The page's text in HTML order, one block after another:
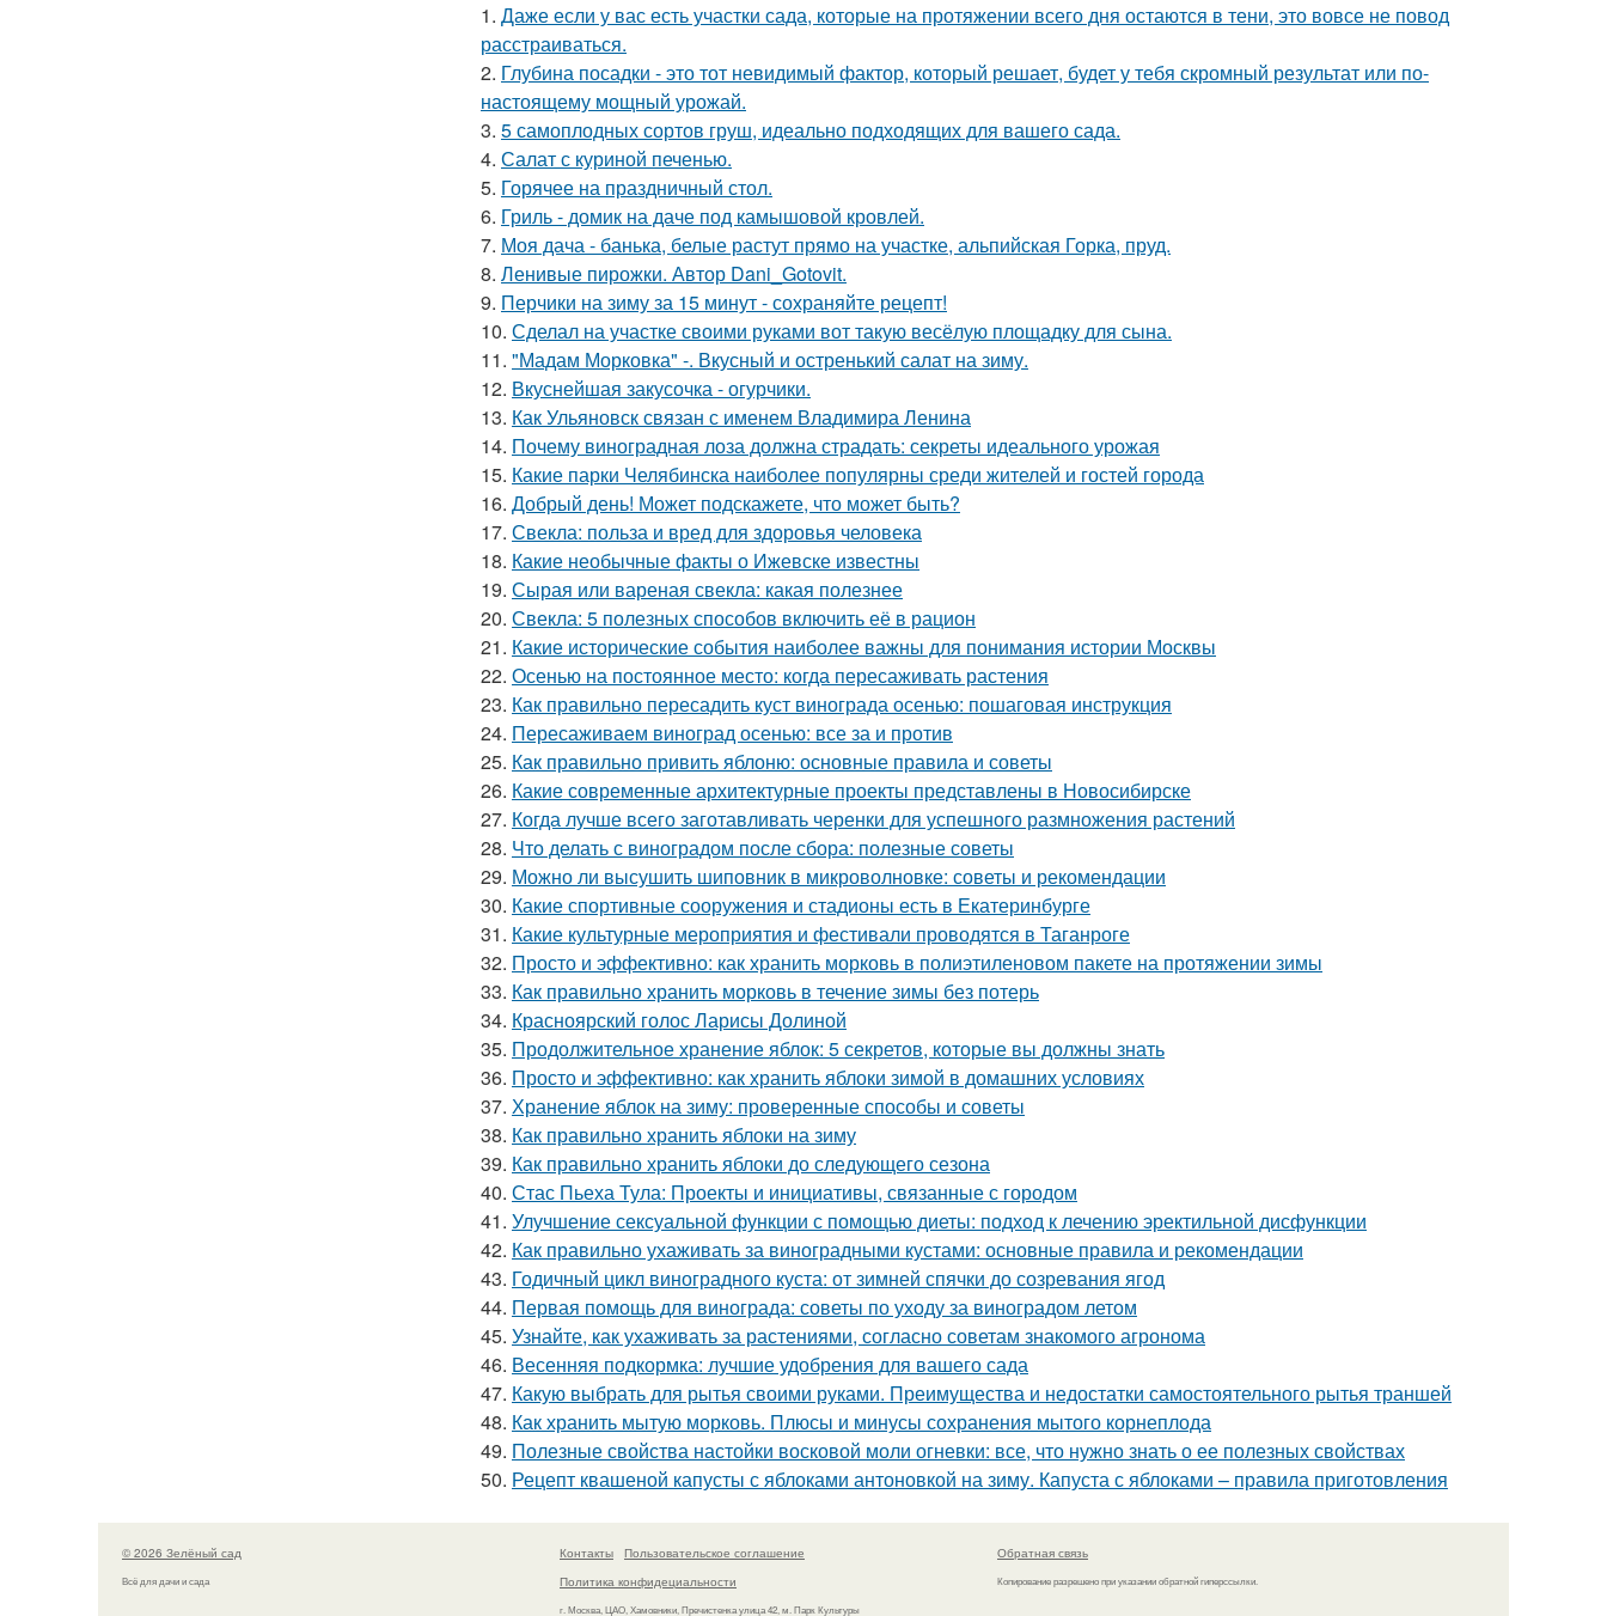
1. Даже если у вас есть участки сада, которые на протяжении всего дня остаются в тени, это вовсе не повод
расстраиваться.
2. Глубина посадки - это тот невидимый фактор, который решает, будет у тебя скромный результат или по-
настоящему мощный урожай.
3. 5 самоплодных сортов груш, идеально подходящих для вашего сада.
4. Салат с куриной печенью.
5. Горячее на праздничный стол.
6. Гриль - домик на даче под камышовой кровлей.
7. Моя дача - банька, белые растут прямо на участке, альпийская Горка, пруд.
8. Ленивые пирожки. Автор Dani_Gotovit.
9. Перчики на зиму за 15 минут - сохраняйте рецепт!
10. Сделал на участке своими руками вот такую весёлую площадку для сына.
11. "Мадам Морковка" -. Вкусный и остренький салат на зиму.
12. Вкуснейшая закусочка - огурчики.
13. Как Ульяновск связан с именем Владимира Ленина
14. Почему виноградная лоза должна страдать: секреты идеального урожая
15. Какие парки Челябинска наиболее популярны среди жителей и гостей города
16. Добрый день! Может подскажете, что может быть?
17. Свекла: польза и вред для здоровья человека
18. Какие необычные факты о Ижевске известны
19. Сырая или вареная свекла: какая полезнее
20. Свекла: 5 полезных способов включить её в рацион
21. Какие исторические события наиболее важны для понимания истории Москвы
22. Осенью на постоянное место: когда пересаживать растения
23. Как правильно пересадить куст винограда осенью: пошаговая инструкция
24. Пересаживаем виноград осенью: все за и против
25. Как правильно привить яблоню: основные правила и советы
26. Какие современные архитектурные проекты представлены в Новосибирске
27. Когда лучше всего заготавливать черенки для успешного размножения растений
28. Что делать с виноградом после сбора: полезные советы
29. Можно ли высушить шиповник в микроволновке: советы и рекомендации
30. Какие спортивные сооружения и стадионы есть в Екатеринбурге
31. Какие культурные мероприятия и фестивали проводятся в Таганроге
32. Просто и эффективно: как хранить морковь в полиэтиленовом пакете на протяжении зимы
33. Как правильно хранить морковь в течение зимы без потерь
34. Красноярский голос Ларисы Долиной
35. Продолжительное хранение яблок: 5 секретов, которые вы должны знать
36. Просто и эффективно: как хранить яблоки зимой в домашних условиях
37. Хранение яблок на зиму: проверенные способы и советы
38. Как правильно хранить яблоки на зиму
39. Как правильно хранить яблоки до следующего сезона
40. Стас Пьеха Тула: Проекты и инициативы, связанные с городом
41. Улучшение сексуальной функции с помощью диеты: подход к лечению эректильной дисфункции
42. Как правильно ухаживать за виноградными кустами: основные правила и рекомендации
43. Годичный цикл виноградного куста: от зимней спячки до созревания ягод
44. Первая помощь для винограда: советы по уходу за виноградом летом
45. Узнайте, как ухаживать за растениями, согласно советам знакомого агронома
46. Весенняя подкормка: лучшие удобрения для вашего сада
47. Какую выбрать для рытья своими руками. Преимущества и недостатки самостоятельного рытья траншей
48. Как хранить мытую морковь. Плюсы и минусы сохранения мытого корнеплода
49. Полезные свойства настойки восковой моли огневки: все, что нужно знать о ее полезных свойствах
50. Рецепт квашеной капусты с яблоками антоновкой на зиму. Капуста с яблоками – правила приготовления
© 2026 Зелёный сад
Всё для дачи и сада
Контакты
Пользовательское соглашение
Политика конфидециальности
г. Москва, ЦАО, Хамовники, Пречистенка улица 42, м. Парк Культуры
Обратная связь
Копирование разрешено при указании обратной гиперссылки.